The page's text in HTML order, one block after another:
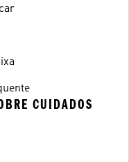
CUIDADOS